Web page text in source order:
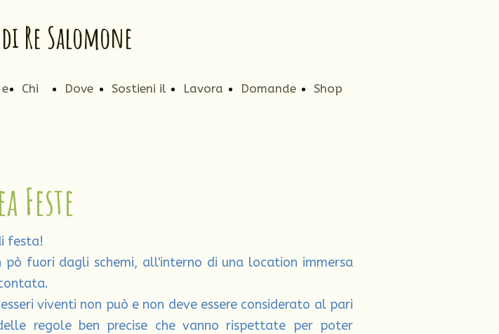
Re Salomone
Chi Dove Sostieni il Lavora Domande Shop
Feste
festa!
fuori dagli schemi, all'interno di una location immersa
viventi non può e non deve essere considerato al pari
regole ben precise che vanno rispettate per poter